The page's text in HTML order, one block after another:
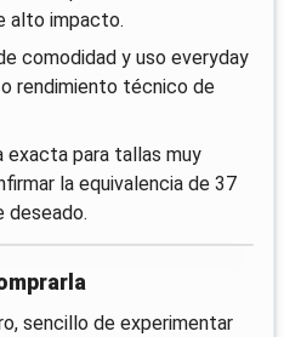
alto impacto.
comodidad y uso everyday
rendimiento técnico de
exacta para tallas muy
la equivalencia de 37
deseado.
sencillo de experimentar